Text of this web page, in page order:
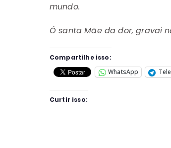
mundo.
Ó santa Mãe da dor, gravai
Compartilhe isso:
WhatsApp
Curtir isso: